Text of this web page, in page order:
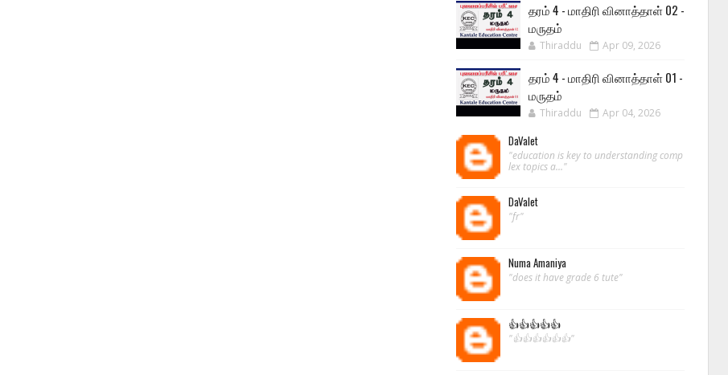
தரம் 4 - மாதிரி வினாத்தாள் 02 -
மருதம்
Thiraddu Apr 09, 2026
தரம் 4 - மாதிரி வினாத்தாள் 01 -
மருதம்
Thiraddu Apr 04, 2026
DaValet
"education is key to understanding comp
lex topics a..."
DaValet
"fr"
Numa Amaniya
"does it have grade 6 tute"
👍👍👍👍👍
"👍👍👍👍👍👍"